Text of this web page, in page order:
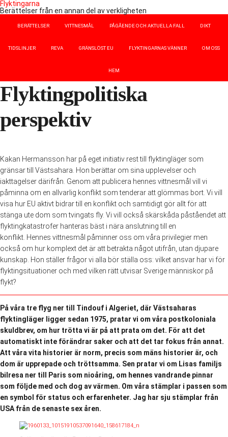
Flyktingarna
Berättelser från en annan del av verkligheten
BERÄTTELSER VITTNESMÅL PÅGÅENDE OCH AKTUELLA FALL DIKT
TIDSLINJER REVA GRÄNSLÖST EU FLYKTINGARNAS VÄNNER OM OSS
HEM
Flyktingpolitiska
perspektiv
Kakan Hermansson har på eget initiativ rest till flyktingläger som
gränsar till Västsahara. Hon berättar om sina upplevelser och
iakttagelser därifrån. Genom att publicera hennes vittnesmål vill vi
påminna om en allvarlig konflikt som tenderar att glömmas bort. Vi vill
visa hur EU aktivt bidrar till en konflikt och samtidigt gör allt för att
stänga ute dom som tvingats fly. Vi vill också skärskåda påståendet att
flyktingkatastrofer hanteras bäst i nära anslutning till en
konflikt. Hennes vittnesmål påminner oss om våra privilegier men
också om hur komplext det är att betrakta något utifrån, utan djupare
kunskap. Hon ställer frågor vi alla bör ställa oss: vilket ansvar har vi för
flyktingsituationer och med vilken rätt utvisar Sverige människor på
flykt?
På våra tre flyg ner till Tindouf i Algeriet, där Västsaharas
flyktingläger ligger sedan 1975, pratar vi om våra postkoloniala
skuldbrev, om hur trötta vi är på att prata om det. För att det
automatiskt inte förändrar saker och att det tar fokus från annat.
Att våra vita historier är norm, precis som mäns historier är, och
dom är upprepade och tröttsamma. Sen pratar vi om Lisas familjs
bilresa ner till Paris som nioåring, om hennes vandrande pinnar
som följde med och dog av värmen. Om våra stämplar i passen som
en symbol för status och erfarenheter. Jag har sju stämplar från
USA från de senaste sex åren.